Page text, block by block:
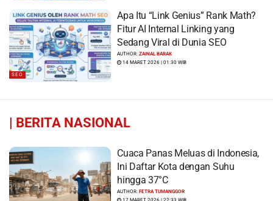
SEO
Apa Itu “Link Genius” Rank Math?
Fitur AI Internal Linking yang
Sedang Viral di Dunia SEO
AUTHOR:ZAINAL BARAK
14 MARET 2026 | 01:30 WIB
| BERITA NASIONAL
Cuaca Panas Meluas di Indonesia,
Ini Daftar Kota dengan Suhu
hingga 37°C
AUTHOR:FETRA TUMANGGOR